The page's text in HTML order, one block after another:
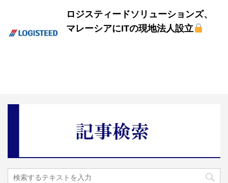
ロジスティードソリューションズ、
マレーシアにITの現地法人設立